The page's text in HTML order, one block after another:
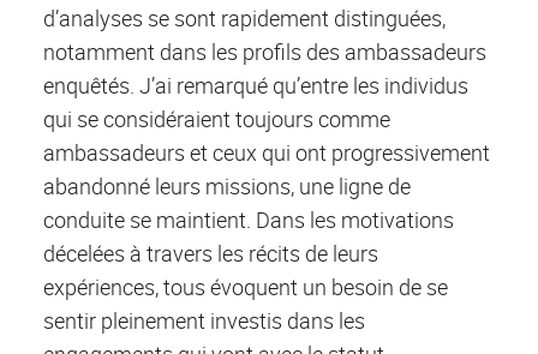
d’analyses se sont rapidement distinguées,
notamment dans les profils des ambassadeurs
enquêtés. J’ai remarqué qu’entre les individus
qui se considéraient toujours comme
ambassadeurs et ceux qui ont progressivement
abandonné leurs missions, une ligne de
conduite se maintient. Dans les motivations
décelées à travers les récits de leurs
expériences, tous évoquent un besoin de se
sentir pleinement investis dans les